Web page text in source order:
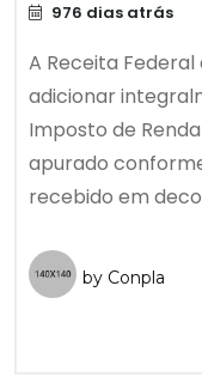
976 dias atrás
A Receita
adicionar
Imposto de
apurado
recebido em
by Conpla